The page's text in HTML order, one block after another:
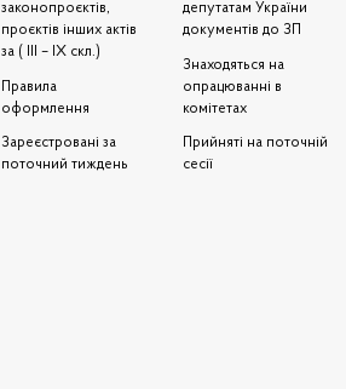
законопроєктів,
проєктів інших актів
за ( III – IX скл.)
Правила
оформлення
Зареєстровані за
поточний тиждень
депутатам України
документів до ЗП
Знаходяться на
опрацюванні в
комітетах
Прийняті на поточній
сесії